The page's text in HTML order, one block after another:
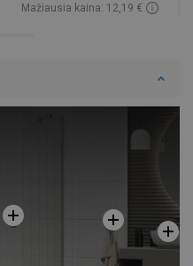
Mažiausia kaina: 12,19 €